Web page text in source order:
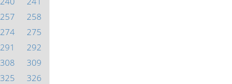
257
258
274
275
291
292
308
309
325
326